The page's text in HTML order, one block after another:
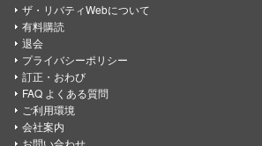
ザ・リバティWebについて
有料購読
退会
プライバシーポリシー
訂正・おわび
FAQ よくある質問
ご利用環境
会社案内
お問い合わせ